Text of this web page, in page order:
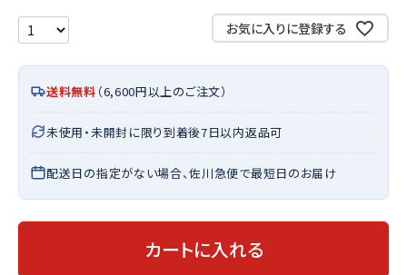
お気に入りに登録する
送料無料 （6,600円以上のご注文）
未使用・未開封に限り到着後7日以内返品可
配送日の指定がない場合、佐川急便で最短日のお届け
カートに入れる